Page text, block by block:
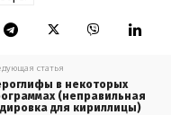
статья
в некоторых
(неправильная
для кириллицы)